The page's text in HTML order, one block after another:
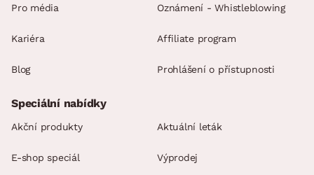
Pro média
Kariéra
Blog
Oznámení - Whistleblowing
Affiliate program
Prohlášení o přístupnosti
Speciální nabídky
Akční produkty Aktuální leták
E-shop speciál Výprodej